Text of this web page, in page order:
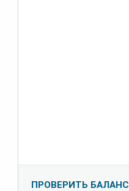
ПРОВЕРИТЬ БАЛАНС